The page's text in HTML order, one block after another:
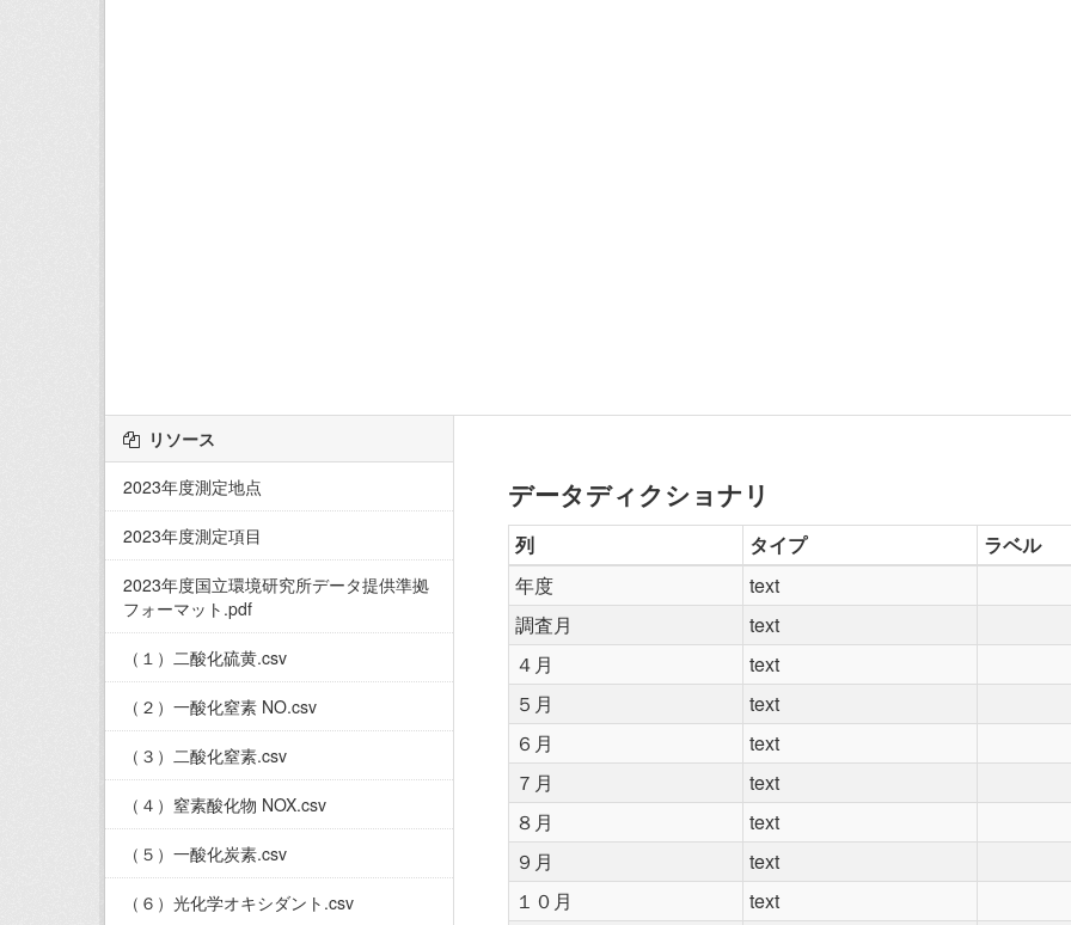
リソース
2023年度測定地点
2023年度測定項目
2023年度国立環境研究所データ提供準拠
フォーマット.pdf
（１）二酸化硫黄.csv
（２）一酸化窒素 NO.csv
（３）二酸化窒素.csv
（４）窒素酸化物 NOX.csv
（５）一酸化炭素.csv
（６）光化学オキシダント.csv
データディクショナリ
列 タイプ
ラベル
年度
text
調査月
text
４月
text
５月
text
６月
text
７月
text
８月
text
９月
text
１０月
text